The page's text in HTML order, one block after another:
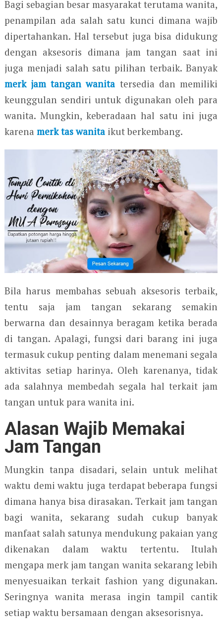
Bagi sebagian besar masyarakat terutama wanita,
penampilan ada salah satu kunci dimana wajib
dipertahankan. Hal tersebut juga bisa didukung
dengan aksesoris dimana jam tangan saat ini
juga menjadi salah satu pilihan terbaik. Banyak
merk jam tangan wanita tersedia dan memiliki
keunggulan sendiri untuk digunakan oleh para
wanita. Mungkin, keberadaan hal satu ini juga
karena merk tas wanitaikut berkembang.
Bila harus membahas sebuah aksesoris terbaik,
tentu saja jam tangan sekarang semakin
berwarna dan desainnya beragam ketika berada
di tangan. Apalagi, fungsi dari barang ini juga
termasuk cukup penting dalam menemani segala
aktivitas setiap harinya. Oleh karenanya, tidak
ada salahnya membedah segala hal terkait jam
tangan untuk para wanita ini.
Alasan Wajib Memakai
Jam Tangan
Mungkin tanpa disadari, selain untuk melihat
waktu demi waktu juga terdapat beberapa fungsi
dimana hanya bisa dirasakan. Terkait jam tangan
bagi wanita, sekarang sudah cukup banyak
manfaat salah satunya mendukung pakaian yang
dikenakan dalam waktu tertentu. Itulah
mengapa merk jam tangan wanita sekarang lebih
menyesuaikan terkait fashion yang digunakan.
Seringnya wanita merasa ingin tampil cantik
setiap waktu bersamaan dengan aksesorisnya.